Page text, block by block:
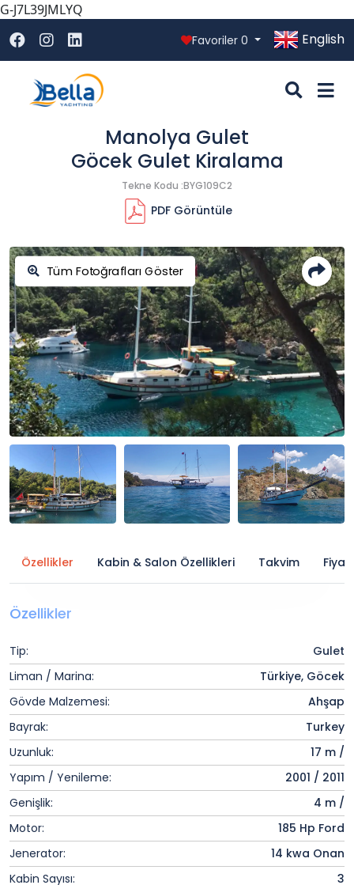
G-J7L39JMLYQ
Favoriler0 English
Manolya Gulet
Göcek Gulet Kiralama
Tekne Kodu :BYG109C2
PDF Görüntüle
Tüm Fotoğrafları Göster
Özellikler Kabin & Salon Özellikleri Takvim
Özellikler
Tip:
Gulet
Liman / Marina:
Türkiye, Göcek
Gövde Malzemesi:
Ahşap
Bayrak:
Turkey
Uzunluk:
17 m /
Yapım / Yenileme:
2001 / 2011
Genişlik:
4 m /
Motor:
185 Hp Ford
Jenerator:
14 kwa Onan
Kabin Sayısı:
3